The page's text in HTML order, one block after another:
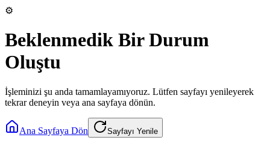
⚙️
Beklenmedik Bir Durum
Oluştu
İşleminizi şu anda tamamlayamıyoruz. Lütfen sayfayı yenileyerek
tekrar deneyin veya ana sayfaya dönün.
Ana Sayfaya Dön Sayfayı Yenile